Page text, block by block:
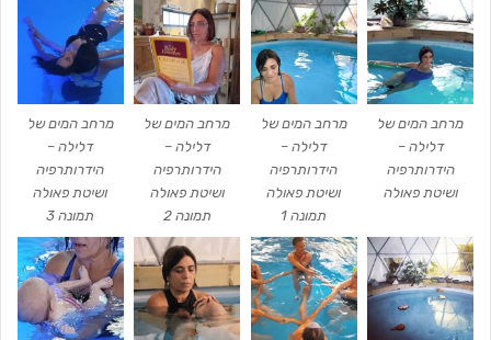
מרחב המים של
דלילה –
הידרותרפיה
ושיטת פאולה
מרחב המים של
דלילה –
הידרותרפיה
ושיטת פאולה
תמונה 1
מרחב המים של
דלילה –
הידרותרפיה
ושיטת פאולה
תמונה 2
מרחב המים של
דלילה –
הידרותרפיה
ושיטת פאולה
תמונה 3